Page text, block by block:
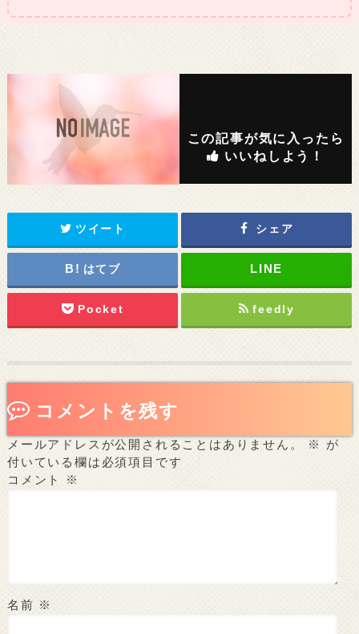
この記事が気に入ったら
いいねしよう！
ツイート シェア
はてブ
Pocket feedly
コメントを残す
メールアドレスが公開されることはありません。 ※
が
付いている欄は必須項目です
コメント
※
名前 ※